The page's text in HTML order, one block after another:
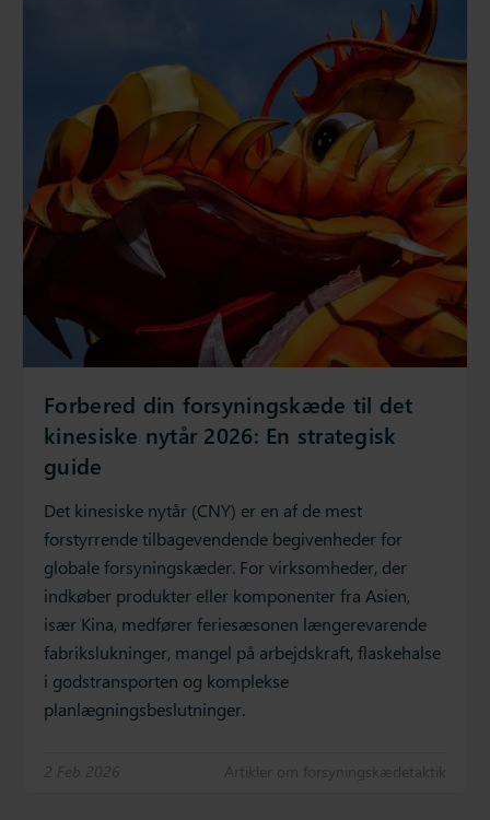
Forbered din forsyningskæde til det
kinesiske nytår 2026: En strategisk
guide
Det kinesiske nytår (CNY) er en af de mest
forstyrrende tilbagevendende begivenheder for
globale forsyningskæder. For virksomheder, der
indkøber produkter eller komponenter fra Asien,
især Kina, medfører feriesæsonen længerevarende
fabrikslukninger, mangel på arbejdskraft, flaskehalse
i godstransporten og komplekse
planlægningsbeslutninger.
2 Feb 2026 Artikler om forsyningskædetaktik